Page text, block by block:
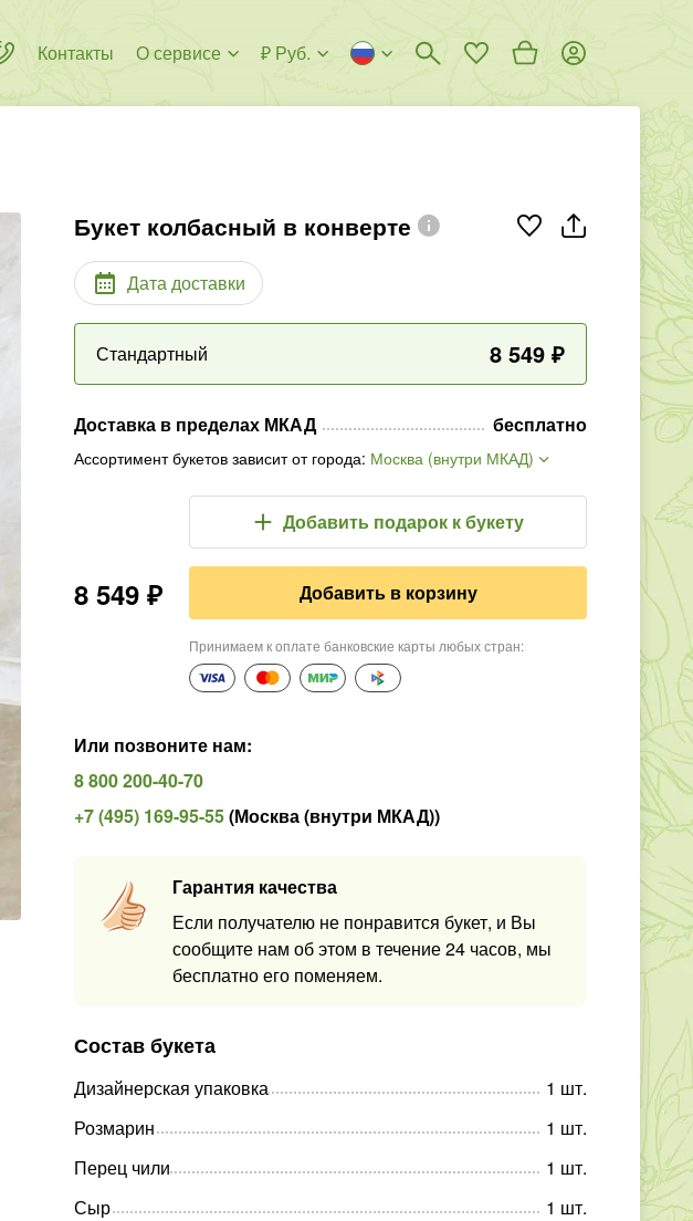
Контакты О сервисе ₽ Руб.
Букет колбасный в конверте
Дата доставки
Стандартный 8 549 ₽
Доставка в пределах МКАД бесплатно
Ассортимент букетов зависит от города: Москва (внутри МКАД)
8 549 ₽
Добавить подарок к букету
Добавить в корзину
Принимаем к оплате банковские карты любых стран:
Или позвоните нам:
8 800 200-40-70
+7 (495) 169-95-55(Москва (внутри МКАД))
Гарантия качества
Если получателю не понравится букет, и Вы
сообщите нам об этом в течение 24 часов, мы
бесплатно его поменяем.
Состав букета
Дизайнерская упаковка 1 шт.
Розмарин
1 шт.
Перец чили
1 шт.
Сыр
1 шт.